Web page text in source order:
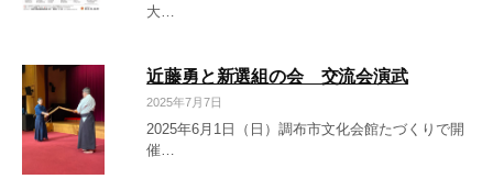
大…
近藤勇と新選組の会 交流会演武
2025年7月7日
2025年6月1日（日）調布市文化会館たづくりで開
催…